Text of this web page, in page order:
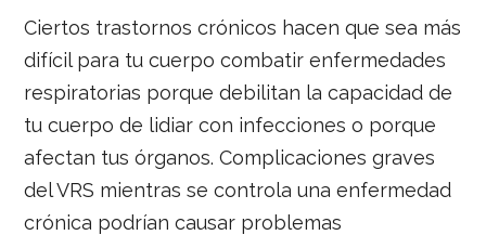
Ciertos trastornos crónicos hacen que sea más
difícil para tu cuerpo combatir enfermedades
respiratorias porque debilitan la capacidad de
tu cuerpo de lidiar con infecciones o porque
afectan tus órganos. Complicaciones graves
del VRS mientras se controla una enfermedad
crónica podrían causar problemas